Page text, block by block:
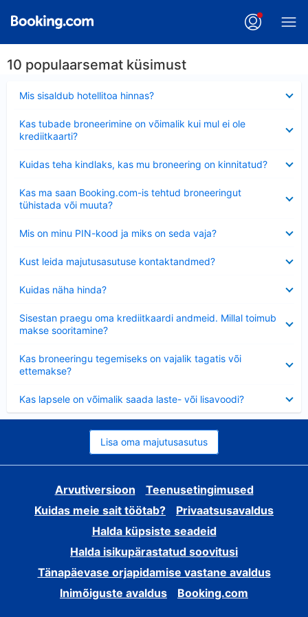
10 populaarsemat küsimust
Mis sisaldub hotellitoa hinnas?
Kas tubade broneerimine on võimalik kui mul ei ole
krediitkaarti?
Kuidas teha kindlaks, kas mu broneering on kinnitatud?
Kas ma saan Booking.com-is tehtud broneeringut
tühistada või muuta?
Mis on minu PIN-kood ja miks on seda vaja?
Kust leida majutusasutuse kontaktandmed?
Kuidas näha hinda?
Sisestan praegu oma krediitkaardi andmeid. Millal toimub
makse sooritamine?
Kas broneeringu tegemiseks on vajalik tagatis või
ettemakse?
Kas lapsele on võimalik saada laste- või lisavoodi?
Lisa oma majutusasutus
Arvutiversioon
Teenusetingimused
Kuidas meie sait töötab?
Privaatsusavaldus
Halda küpsiste seadeid
Halda isikupärastatud soovitusi
Tänapäevase orjapidamise vastane avaldus
Inimõiguste avaldus
Booking.com